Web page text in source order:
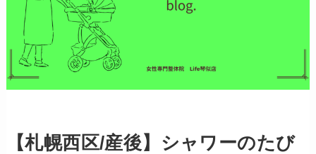
【札幌西区/産後】シャワーのたび